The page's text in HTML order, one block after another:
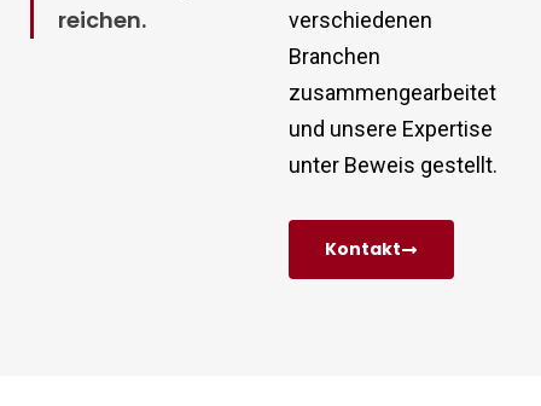
reichen.
verschiedenen
Branchen
zusammengearbeitet
und unsere Expertise
unter Beweis gestellt.
Kontakt